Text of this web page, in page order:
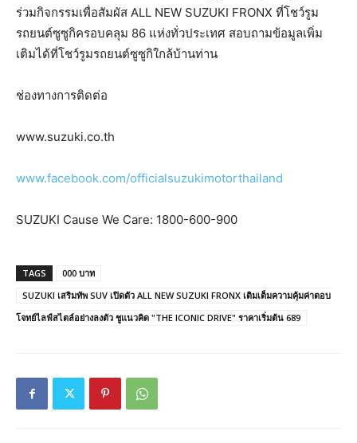
ร่วมกิจกรรมเพื่อสัมผัส ALL NEW SUZUKI FRONX ที่โชว์รูม
รถยนต์ซูซูกิครอบคลุม 86 แห่งทั่วประเทศ สอบถามข้อมูลเพิ่ม
เติมได้ที่โชว์รูมรถยนต์ซูซูกิใกล้บ้านท่าน
ช่องทางการติดต่อ
www.suzuki.co.th
www.facebook.com/officialsuzukimotorthailand
SUZUKI Cause We Care: 1800-600-900
TAGS
000 บาท
SUZUKI เสริมทัพ SUV เปิดตัว ALL NEW SUZUKI FRONX เติมเต็มความคุ้มค่าตอบ
โจทย์ไลฟ์สไตล์อย่างลงตัว ชูแนวคิด "THE ICONIC DRIVE" ราคาเริ่มต้น 689